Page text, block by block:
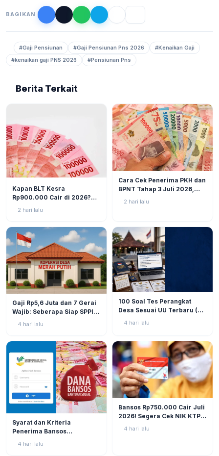
BAGIKAN
#Gaji Pensiunan #Gaji Pensiunan Pns 2026
#Kenaikan Gaji
#kenaikan gaji PNS 2026
#Pensiunan Pns
Berita Terkait
Kapan BLT Kesra
Rp900.000 Cair di 2026?
2 hari lalu
Cara Cek Penerima PKH dan
BPNT Tahap 3 Juli 2026,
2 hari lalu
Gaji Rp5,6 Juta dan 7 Gerai
Wajib: Seberapa Siap SPPI
Menjalankan Ambiguitas
4 hari lalu
100 Soal Tes Perangkat
Desa Sesuai UU Terbaru (UU
4 hari lalu
Syarat dan Kriteria
Penerima Bansos
4 hari lalu
Bansos Rp750.000 Cair Juli
2026! Segera Cek NIK KTP
4 hari lalu